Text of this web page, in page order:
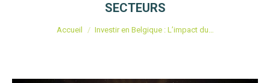
SECTEURS
Vous êtes ici :
Accueil Investir en Belgique : L’impact du…